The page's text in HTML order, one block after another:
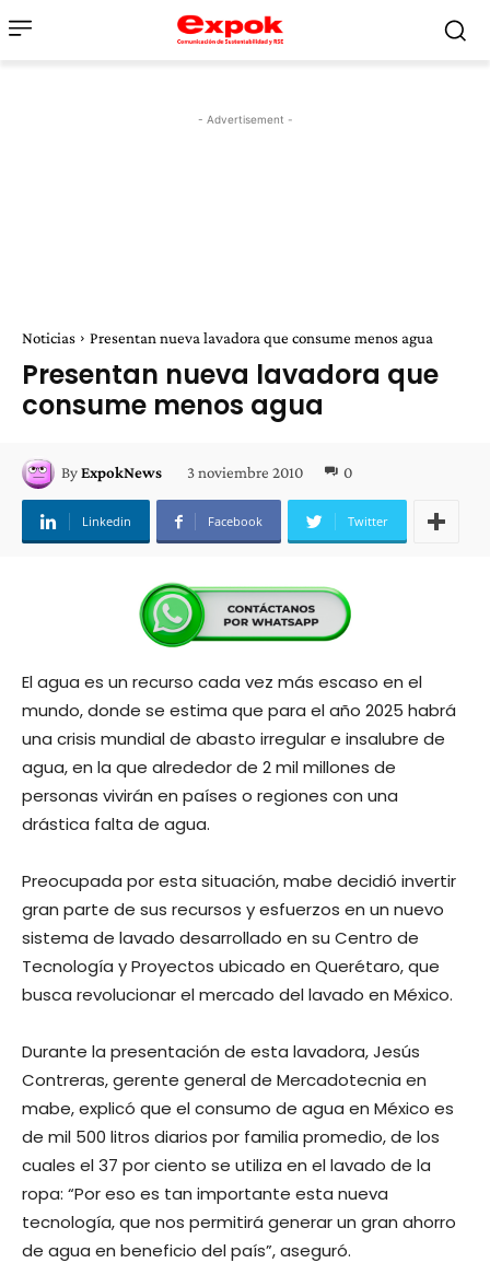
- Advertisement -
Noticias Presentan nueva lavadora que consume menos agua
Presentan nueva lavadora que
consume menos agua
ByExpokNews 3 noviembre 2010 0
Linkedin Facebook Twitter
El agua es un recurso cada vez más escaso en el
mundo, donde se estima que para el año 2025 habrá
una crisis mundial de abasto irregular e insalubre de
agua, en la que alrededor de 2 mil millones de
personas vivirán en países o regiones con una
drástica falta de agua.
Preocupada por esta situación, mabe decidió invertir
gran parte de sus recursos y esfuerzos en un nuevo
sistema de lavado desarrollado en su Centro de
Tecnología y Proyectos ubicado en Querétaro, que
busca revolucionar el mercado del lavado en México.
Durante la presentación de esta lavadora, Jesús
Contreras, gerente general de Mercadotecnia en
mabe, explicó que el consumo de agua en México es
de mil 500 litros diarios por familia promedio, de los
cuales el 37 por ciento se utiliza en el lavado de la
ropa: “Por eso es tan importante esta nueva
tecnología, que nos permitirá generar un gran ahorro
de agua en beneficio del país”, aseguró.